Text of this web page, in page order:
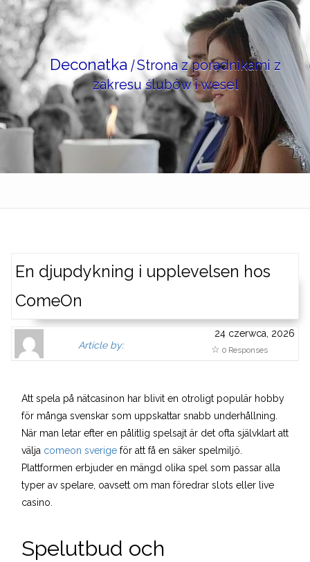
Skip
to
content
Deconatka |Strona z poradnikami z
zakresu ślubów i wesel
En djupdykning i upplevelsen hos
ComeOn
Author
Gravatar
here.
Clickable
link
Author
page.
Article by:
website
or
other
works.
expander
24 czerwca, 2026
0 Responses
Att spela på nätcasinon har blivit en otroligt populär hobby
för många svenskar som uppskattar snabb underhållning.
När man letar efter en pålitlig spelsajt är det ofta självklart att
välja comeon sverige för att få en säker spelmiljö.
Plattformen erbjuder en mängd olika spel som passar alla
typer av spelare, oavsett om man föredrar slots eller live
casino.
Spelutbud och